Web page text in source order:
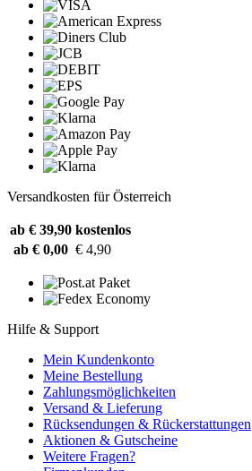
Versandkosten für Österreich
ab € 39,90 kostenlos
ab € 0,00 € 4,90
Hilfe & Support
Mein Kundenkonto
Meine Bestellung
Zahlungsmöglichkeiten
Versand & Lieferung
Rücksendungen & Rückerstattungen
Aktionen & Gutscheine
Weitere Fragen?